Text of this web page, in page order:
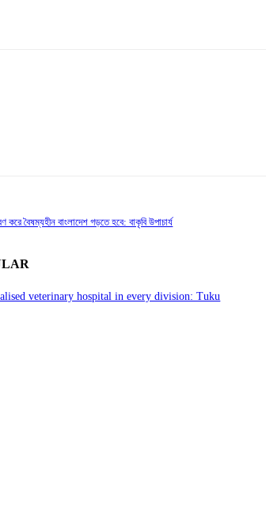
করে বৈষম্যহীন বাংলাদেশ গড়তে হবে: বাকৃবি উপাচার্য
veterinary hospital in every division: Tuku